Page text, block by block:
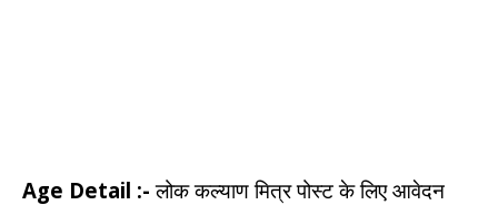
Age Detail :- लोक कल्याण मित्र पोस्ट के लिए आवेदन